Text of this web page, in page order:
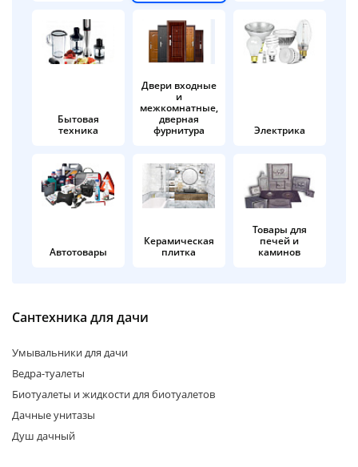
Бытовая
техника
Двери входные
и
межкомнатные,
дверная
фурнитура
Электрика
Автотовары
Керамическая
плитка
Товары для
печей и
каминов
Сантехника для дачи
Умывальники для дачи
Ведра-туалеты
Биотуалеты и жидкости для биотуалетов
Дачные унитазы
Душ дачный
об оплате Плайтом
раз в 2
недели
Остались вопросы?
8 800 302-02-51
plait.ru